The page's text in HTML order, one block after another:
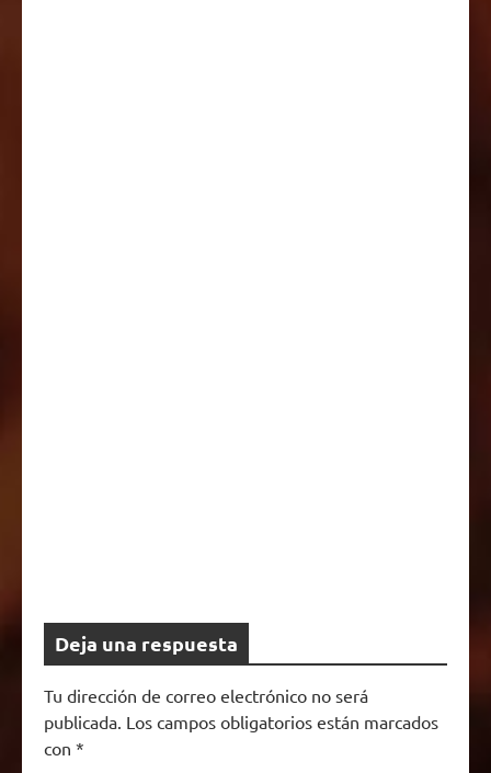
Deja una respuesta
Tu dirección de correo electrónico no será
publicada. Los campos obligatorios están marcados
con *